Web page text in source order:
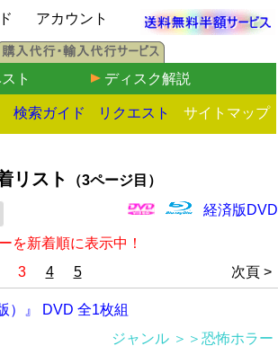
アカウント
ト ディスク解説
検索ガイド リクエスト サイトマップ
リスト
（3ページ目）
経済版DVD
を新着順に表示中！
次頁 >
3 4 5
）』 DVD 全1枚組
ジャンル ＞＞恐怖ホラー